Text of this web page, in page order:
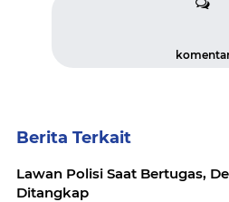
Berita Terkait
Lawan Polisi Saat Bertugas,
Ditangkap